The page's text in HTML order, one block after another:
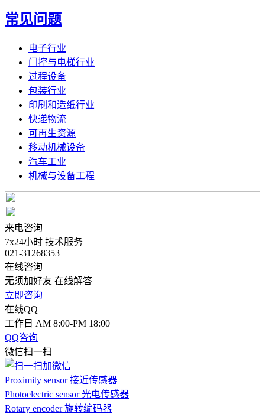
常见问题
电子行业
门控与电梯行业
过程设备
包装行业
印刷和造纸行业
快递物流
可再生资源
移动机械设备
汽车工业
机械与设备工程
来电咨询
7x24小时 技术服务
021-31268353
在线咨询
无须加好友 在线解答
立即咨询
在线QQ
工作日 AM 8:00-PM 18:00
QQ咨询
微信扫一扫
Proximity sensor 接近传感器
Photoelectric sensor 光电传感器
Rotary encoder 旋转编码器